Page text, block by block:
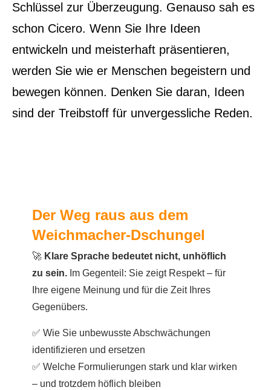
Schlüssel zur Überzeugung. Genauso sah es
schon Cicero. Wenn Sie Ihre Ideen
entwickeln und meisterhaft präsentieren,
werden Sie wie er Menschen begeistern und
bewegen können. Denken Sie daran, Ideen
sind der Treibstoff für unvergessliche Reden.
Der Weg raus aus dem
Weichmacher-Dschungel
🚀 Klare Sprache bedeutet nicht, unhöflich
zu sein.Im Gegenteil: Sie zeigt Respekt – für
Ihre eigene Meinung und für die Zeit Ihres
Gegenübers.
✅ Wie Sie unbewusste Abschwächungen
identifizieren und ersetzen
✅ Welche Formulierungen stark und klar wirken
– und trotzdem höflich bleiben